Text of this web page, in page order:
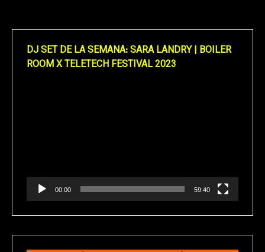
DJ SET DE LA SEMANA: SARA LANDRY | BOILER
ROOM X TELETECH FESTIVAL 2023
00:00 59:40